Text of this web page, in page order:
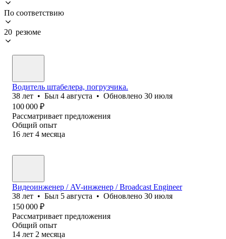
По соответствию
20 резюме
Водитель штабелера, погрузчика.
38 лет • Был 4 августа • Обновлено 30 июля
100 000 ₽
Рассматривает предложения
Общий опыт
16 лет 4 месяца
Видеоинженер / AV-инженер / Broadcast Engineer
38 лет • Был 5 августа • Обновлено 30 июля
150 000 ₽
Рассматривает предложения
Общий опыт
14 лет 2 месяца